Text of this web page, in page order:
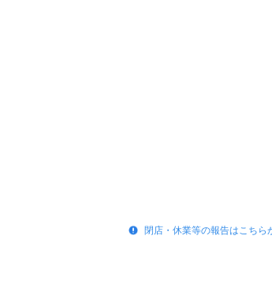
閉店・休業等の報告はこちら